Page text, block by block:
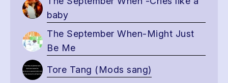
baby
The September When-Might Just
Be Me
Tore Tang (Mods sang)